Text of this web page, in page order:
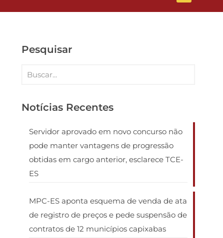
Pesquisar
Notícias Recentes
Servidor aprovado em novo concurso não
pode manter vantagens de progressão
obtidas em cargo anterior, esclarece TCE-
ES
MPC-ES aponta esquema de venda de ata
de registro de preços e pede suspensão de
contratos de 12 municípios capixabas